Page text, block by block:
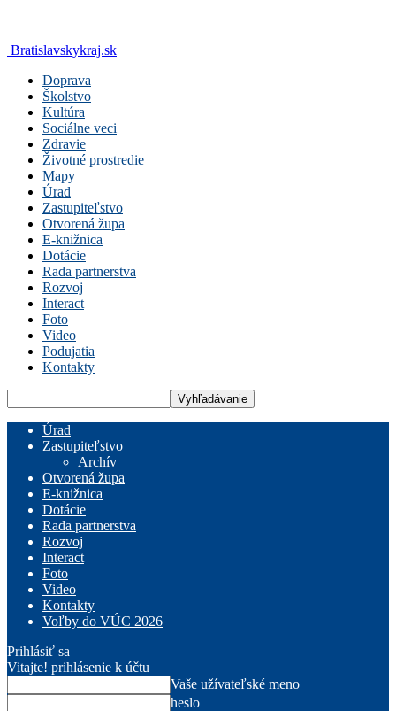
Bratislavskykraj.sk
Doprava
Školstvo
Kultúra
Sociálne veci
Zdravie
Životné prostredie
Mapy
Úrad
Zastupiteľstvo
Otvorená župa
E-knižnica
Dotácie
Rada partnerstva
Rozvoj
Interact
Foto
Video
Podujatia
Kontakty
Úrad
Zastupiteľstvo
Archív
Otvorená župa
E-knižnica
Dotácie
Rada partnerstva
Rozvoj
Interact
Foto
Video
Kontakty
Voľby do VÚC 2026
Prihlásiť sa
Vitajte! prihlásenie k účtu
Vaše užívateľské meno
heslo